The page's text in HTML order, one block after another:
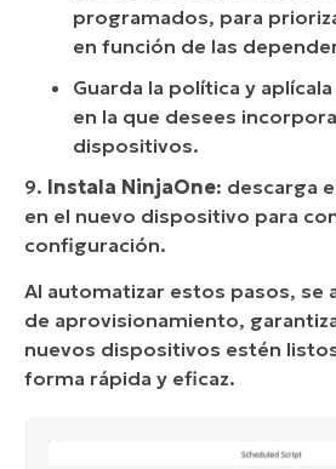
programados, para
en función de las
Guarda la política y
en la que desees
dispositivos.
9. Instala NinjaOne: descarga
en el nuevo dispositivo para
configuración.
Al automatizar estos pasos, se
de aprovisionamiento,
nuevos dispositivos estén
forma rápida y eficaz.